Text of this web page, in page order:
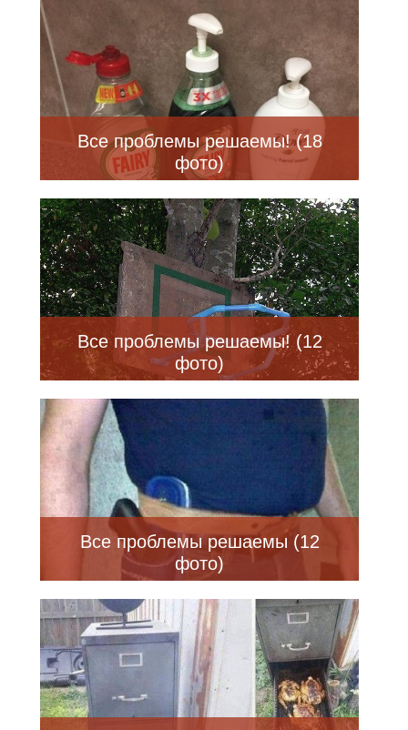
Все проблемы решаемы! (18
фото)
Все проблемы решаемы! (12
фото)
Все проблемы решаемы (12
фото)